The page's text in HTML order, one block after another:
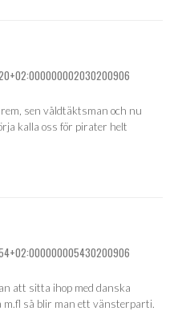
sen våldtäktsman och nu
kalla oss för pirater helt
att sitta ihop med danska
så blir man ett vänsterparti.